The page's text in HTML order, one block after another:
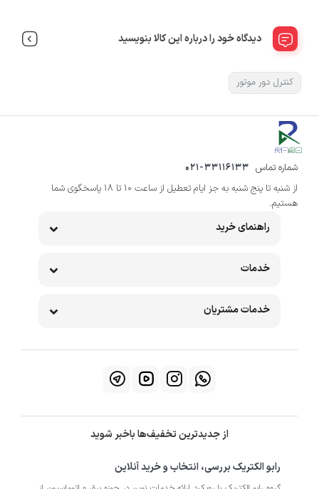
دیدگاه خود را درباره این کالا بنویسید
کنترل دور موتور
شماره تماس 021-33116133
از شنبه تا پنج شنبه به جز ایام تعطیل از ساعت 10 تا 18 پاسخگوی شما
هستیم.
راهنمای خرید
خدمات
خدمات مشتریان
از جدیدترین تخفیف‌ها باخبر شوید
رابو الکتریک بررسی، انتخاب و خرید آنلاین